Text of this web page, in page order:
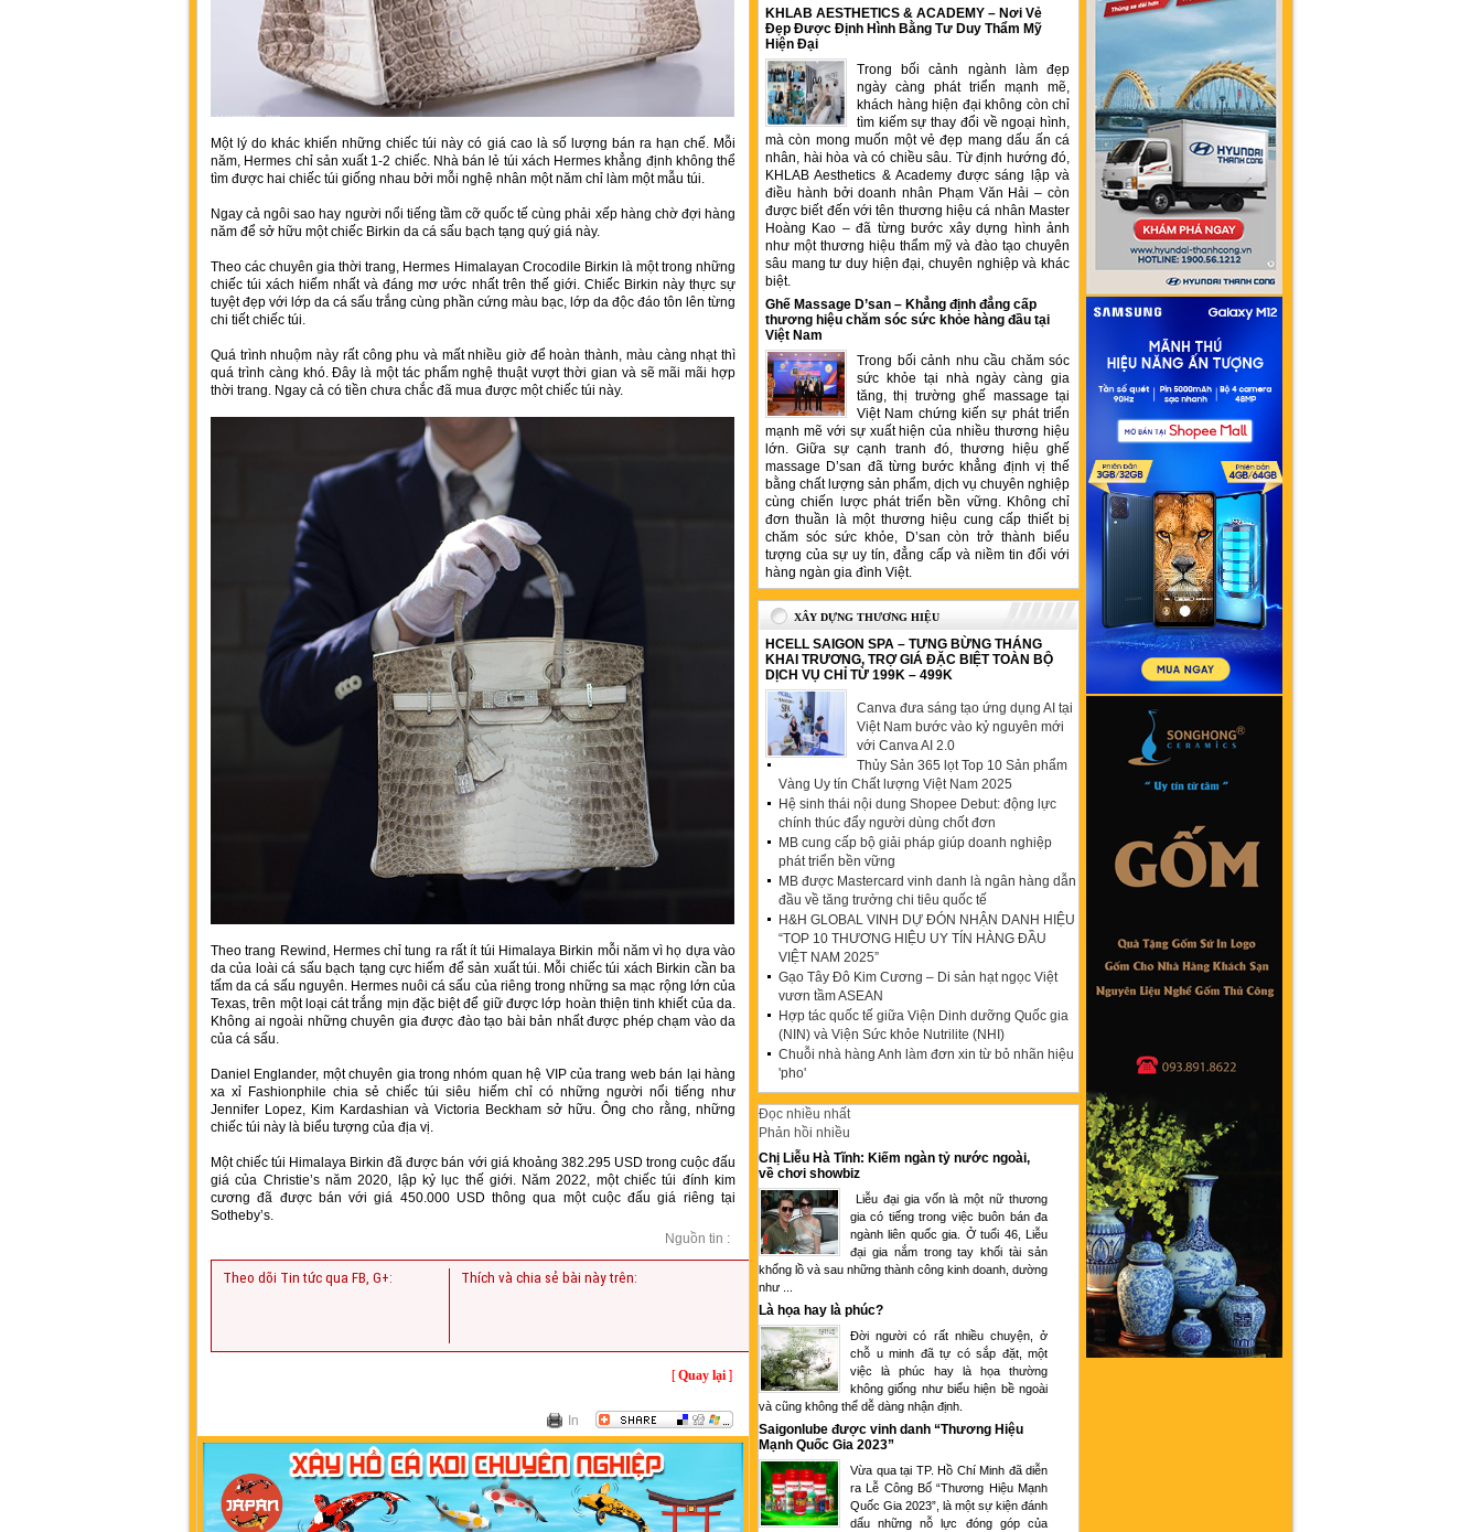
Một lý do khác khiến những chiếc túi này có giá cao là số lượng bán ra hạn chế. Mỗi
năm, Hermes chỉ sản xuất 1-2 chiếc. Nhà bán lẻ túi xách Hermes khẳng định không thể
tìm được hai chiếc túi giống nhau bởi mỗi nghệ nhân một năm chỉ làm một mẫu túi.
Ngay cả ngôi sao hay người nổi tiếng tầm cỡ quốc tế cùng phải xếp hàng chờ đợi hàng
năm để sở hữu một chiếc Birkin da cá sấu bạch tạng quý giá này.
Theo các chuyên gia thời trang, Hermes Himalayan Crocodile Birkin là một trong những
chiếc túi xách hiếm nhất và đáng mơ ước nhất trên thế giới. Chiếc Birkin này thực sự
tuyệt đẹp với lớp da cá sấu trắng cùng phần cứng màu bạc, lớp da độc đáo tôn lên từng
chi tiết chiếc túi.
Quá trình nhuộm này rất công phu và mất nhiều giờ để hoàn thành, màu càng nhạt thì
quá trình càng khó. Đây là một tác phẩm nghệ thuật vượt thời gian và sẽ mãi mãi hợp
thời trang. Ngay cả có tiền chưa chắc đã mua được một chiếc túi này.
Theo trang Rewind, Hermes chỉ tung ra rất ít túi Himalaya Birkin mỗi năm vì họ dựa vào
da của loài cá sấu bạch tạng cực hiếm để sản xuất túi. Mỗi chiếc túi xách Birkin cần ba
tấm da cá sấu nguyên. Hermes nuôi cá sấu của riêng trong những sa mạc rộng lớn của
Texas, trên một loại cát trắng mịn đặc biệt để giữ được lớp hoàn thiện tinh khiết của da.
Không ai ngoài những chuyên gia được đào tạo bài bản nhất được phép chạm vào da
của cá sấu.
Daniel Englander, một chuyên gia trong nhóm quan hệ VIP của trang web bán lại hàng
xa xỉ Fashionphile chia sẻ chiếc túi siêu hiếm chỉ có những người nổi tiếng như
Jennifer Lopez, Kim Kardashian và Victoria Beckham sở hữu. Ông cho rằng, những
chiếc túi này là biểu tượng của địa vị.
Một chiếc túi Himalaya Birkin đã được bán với giá khoảng 382.295 USD trong cuộc đấu
giá của Christie’s năm 2020, lập kỷ lục thế giới. Năm 2022, một chiếc túi đính kim
cương đã được bán với giá 450.000 USD thông qua một cuộc đấu giá riêng tại
Sotheby’s.
Nguồn tin :
Theo dõi Tin tức qua FB, G+: Thích và chia sẻ bài này trên:
[Quay lại ]
In
KHLAB AESTHETICS & ACADEMY – Nơi Vẻ
Đẹp Được Định Hình Bằng Tư Duy Thẩm Mỹ
Hiện Đại
Trong bối cảnh ngành làm đẹp
ngày càng phát triển mạnh mẽ,
khách hàng hiện đại không còn chỉ
tìm kiếm sự thay đổi về ngoại hình,
mà còn mong muốn một vẻ đẹp mang dấu ấn cá
nhân, hài hòa và có chiều sâu. Từ định hướng đó,
KHLAB Aesthetics & Academy được sáng lập và
điều hành bởi doanh nhân Phạm Văn Hải – còn
được biết đến với tên thương hiệu cá nhân Master
Hoàng Kao – đã từng bước xây dựng hình ảnh
như một thương hiệu thẩm mỹ và đào tạo chuyên
sâu mang tư duy hiện đại, chuyên nghiệp và khác
biệt.
Ghế Massage D’san – Khẳng định đẳng cấp
thương hiệu chăm sóc sức khỏe hàng đầu tại
Việt Nam
Trong bối cảnh nhu cầu chăm sóc
sức khỏe tại nhà ngày càng gia
tăng, thị trường ghế massage tại
Việt Nam chứng kiến sự phát triển
mạnh mẽ với sự xuất hiện của nhiều thương hiệu
lớn. Giữa sự cạnh tranh đó, thương hiệu ghế
massage D’san đã từng bước khẳng định vị thế
bằng chất lượng sản phẩm, dịch vụ chuyên nghiệp
cùng chiến lược phát triển bền vững. Không chỉ
đơn thuần là một thương hiệu cung cấp thiết bị
chăm sóc sức khỏe, D’san còn trở thành biểu
tượng của sự uy tín, đẳng cấp và niềm tin đối với
hàng ngàn gia đình Việt.
XÂY DỰNG THƯƠNG HIỆU
HCELL SAIGON SPA – TƯNG BỪNG THÁNG
KHAI TRƯƠNG, TRỢ GIÁ ĐẶC BIỆT TOÀN BỘ
DỊCH VỤ CHỈ TỪ 199K – 499K
Canva đưa sáng tạo ứng dụng AI tại
Việt Nam bước vào kỷ nguyên mới
với Canva AI 2.0
Thủy Sản 365 lọt Top 10 Sản phẩm
Vàng Uy tín Chất lượng Việt Nam 2025
Hệ sinh thái nội dung Shopee Debut: động lực
chính thúc đẩy người dùng chốt đơn
MB cung cấp bộ giải pháp giúp doanh nghiệp
phát triển bền vững
MB được Mastercard vinh danh là ngân hàng dẫn
đầu về tăng trưởng chi tiêu quốc tế
H&H GLOBAL VINH DỰ ĐÓN NHẬN DANH HIỆU
“TOP 10 THƯƠNG HIỆU UY TÍN HÀNG ĐẦU
VIỆT NAM 2025”
Gạo Tây Đô Kim Cương – Di sản hạt ngọc Việt
vươn tầm ASEAN
Hợp tác quốc tế giữa Viện Dinh dưỡng Quốc gia
(NIN) và Viện Sức khỏe Nutrilite (NHI)
Chuỗi nhà hàng Anh làm đơn xin từ bỏ nhãn hiệu
'pho'
Đọc nhiều nhất
Phản hồi nhiều
Chị Liễu Hà Tĩnh: Kiếm ngàn tỷ nước ngoài,
về chơi showbiz
Liễu đại gia vốn là một nữ thương
gia có tiếng trong việc buôn bán đa
ngành liên quốc gia. Ở tuổi 46, Liễu
đại gia nắm trong tay khối tài sản
khổng lồ và sau những thành công kinh doanh, dường
như ...
Là họa hay là phúc?
Đời người có rất nhiều chuyện, ở
chỗ u minh đã tự có sắp đặt, một
việc là phúc hay là họa thường
không giống như biểu hiện bề ngoài
và cũng không thể dễ dàng nhận định.
Saigonlube được vinh danh “Thương Hiệu
Mạnh Quốc Gia 2023”
Vừa qua tại TP. Hồ Chí Minh đã diễn
ra Lễ Công Bố “Thương Hiệu Mạnh
Quốc Gia 2023”, là một sự kiện đánh
dấu những nỗ lực đóng góp của